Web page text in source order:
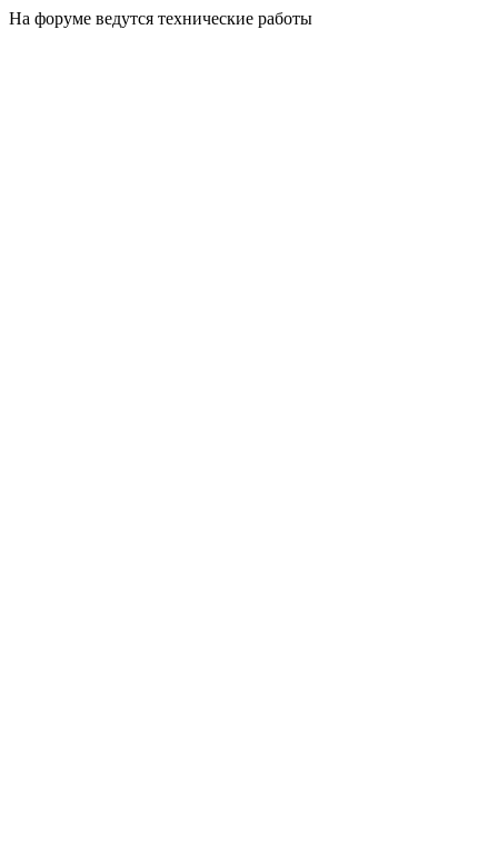
На форуме ведутся технические работы